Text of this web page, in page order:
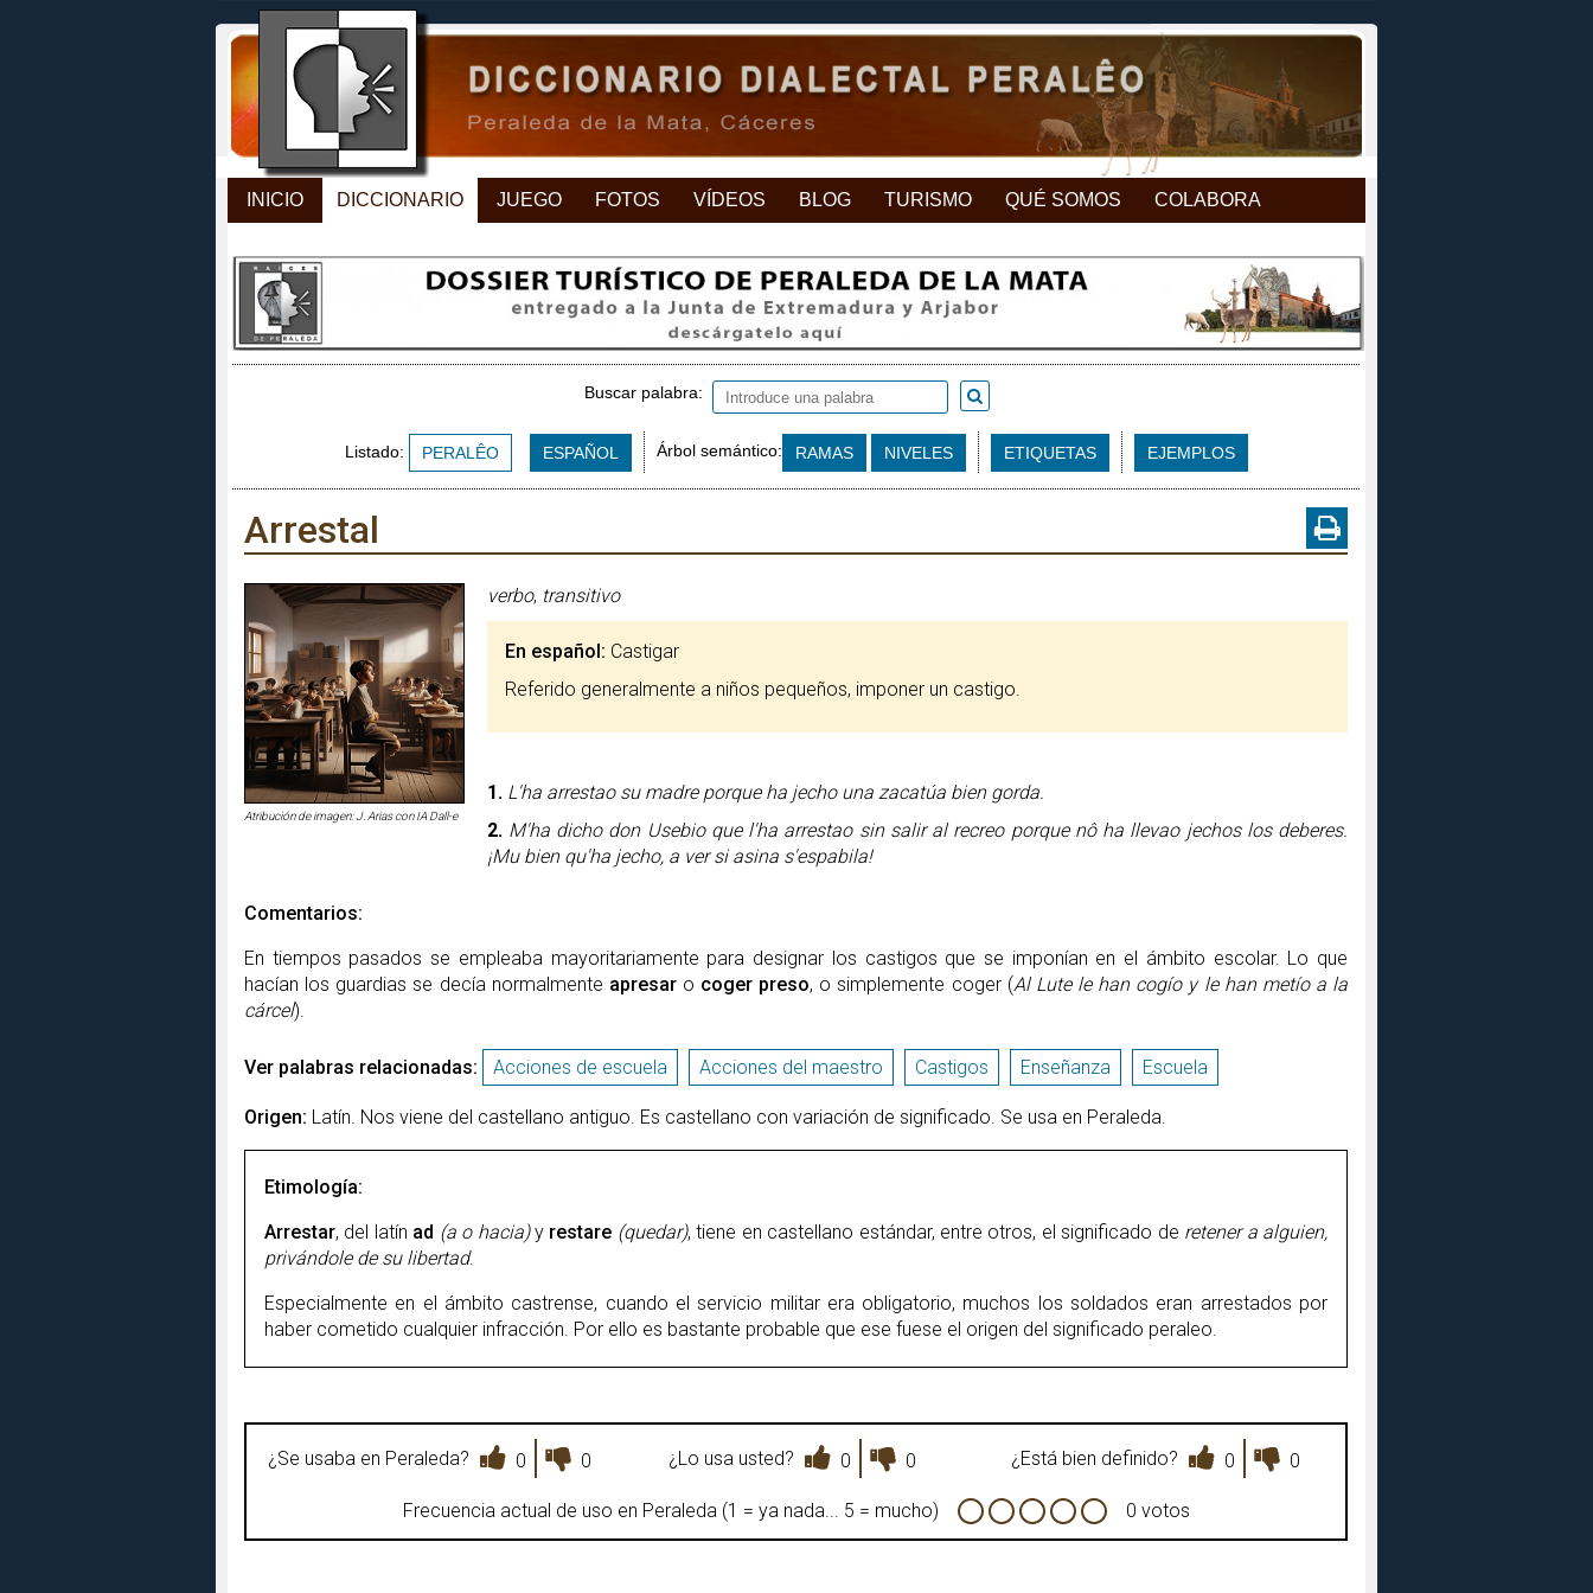
INICIO DICCIONARIO JUEGO FOTOS VÍDEOS BLOG TURISMO QUÉ SOMOS COLABORA
Buscar palabra:
Listado: PERALÊO ESPAÑOL Árbol semántico: RAMAS NIVELES ETIQUETAS EJEMPLOS
Arrestal
Atribución de imagen: J. Arias con IA Dall-e
verbo, transitivo
En español: Castigar
Referido generalmente a niños pequeños, imponer un castigo.
1. L'ha arrestao su madre porque ha jecho una zacatúa bien gorda.
2. M'ha dicho don Usebio que l'ha arrestao sin salir al recreo porque nô ha llevao jechos los deberes.
¡Mu bien qu'ha jecho, a ver si asina s'espabila!
Comentarios:
En tiempos pasados se empleaba mayoritariamente para designar los castigos que se imponían en el ámbito escolar. Lo que
hacían los guardias se decía normalmente apresaro coger preso, o simplemente coger (Al Lute le han cogío y le han metío a la
cárcel).
Ver palabras relacionadas: Acciones de escuela Acciones del maestro Castigos Enseñanza Escuela
Origen: Latín. Nos viene del castellano antiguo. Es castellano con variación de significado. Se usa en Peraleda.
Etimología:
Arrestar, del latín ad (a o hacia)y restare (quedar), tiene en castellano estándar, entre otros, el significado de retener a alguien,
privándole de su libertad.
Especialmente en el ámbito castrense, cuando el servicio militar era obligatorio, muchos los soldados eran arrestados por
haber cometido cualquier infracción. Por ello es bastante probable que ese fuese el origen del significado peraleo.
¿Se usaba en Peraleda? 0 0 ¿Lo usa usted? 0 0 ¿Está bien definido? 0 0
Frecuencia actual de uso en Peraleda (1 = ya nada... 5 = mucho) 0 votos